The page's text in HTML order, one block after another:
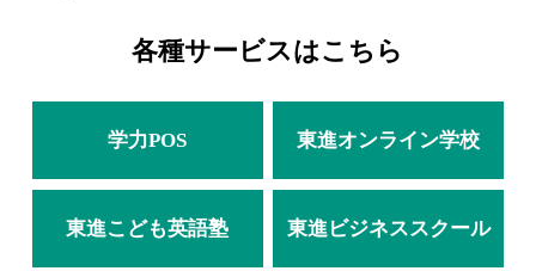
各種サービスはこちら
学力POS 東進オンライン学校
東進こども英語塾 東進ビジネススクール